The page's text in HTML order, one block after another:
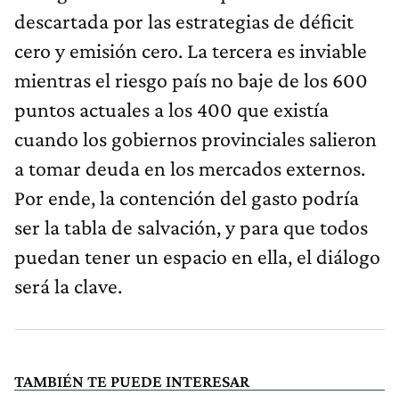
descartada por las estrategias de déficit
cero y emisión cero. La tercera es inviable
mientras el riesgo país no baje de los 600
puntos actuales a los 400 que existía
cuando los gobiernos provinciales salieron
a tomar deuda en los mercados externos.
Por ende, la contención del gasto podría
ser la tabla de salvación, y para que todos
puedan tener un espacio en ella, el diálogo
será la clave.
TAMBIÉN TE PUEDE INTERESAR